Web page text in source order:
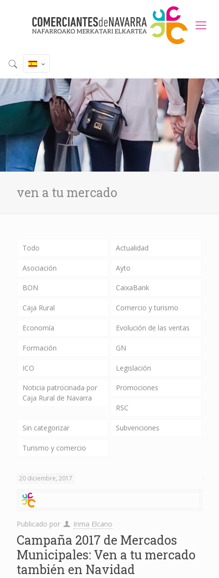
ven a tu mercado
Todo Actualidad
Asociación Ayto
BON CaixaBank
Caja Rural Comercio y turismo
Economía Evolución de las ventas
Formación GN
ICO Legislación
Noticia patrocinada por
Caja Rural de Navarra
Promociones
RSC
Sin categorizar Subvenciones
Turismo y comercio
20 diciembre, 2017
Publicado por Inma Elcano
Campaña 2017 de Mercados
Municipales: Ven a tu mercado
también en Navidad